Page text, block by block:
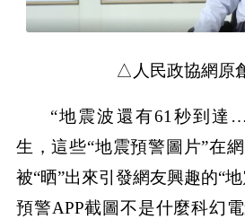
△人民政協網原
“地震波還有61秒到達
生，這些“地震預警圖片”在
被“晒”出來引發網友興趣的“地
預警APP截圖不是什麼科幻